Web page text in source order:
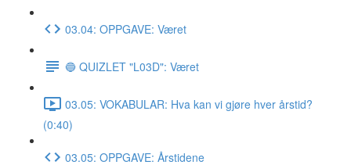
03.04: OPPGAVE: Været
🔵 QUIZLET "L03D": Været
03.05: VOKABULAR: Hva kan vi gjøre hver årstid?
(0:40)
03.05: OPPGAVE: Årstidene